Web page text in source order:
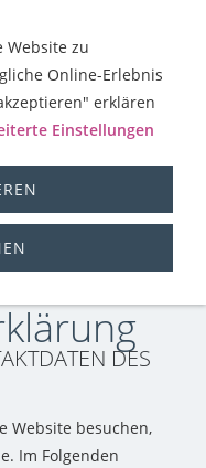
DES
Website besuchen,
Im Folgenden
Website zu
Online-Erlebnis
erklären
Einstellungen